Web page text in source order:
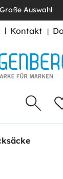
Große Auswahl
Kontakt